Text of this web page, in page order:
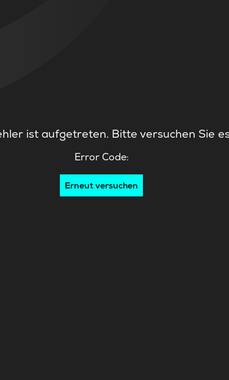
ist aufgetreten. Bitte versuchen Sie
Error Code:
Erneut versuchen